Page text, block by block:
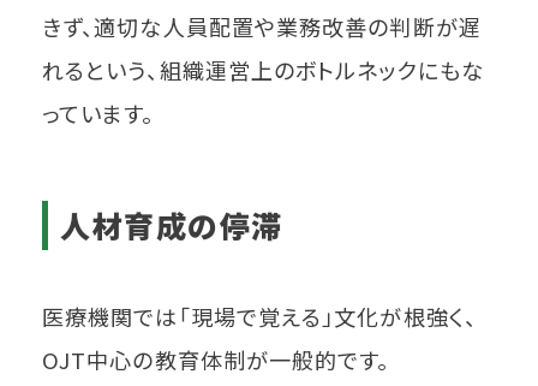
きず、適切な人員配置や業務改善の判断が遅
れるという、組織運営上のボトルネックにもな
っています。
人材育成の停滞
医療機関では「現場で覚える」文化が根強く、
OJT中心の教育体制が一般的です。